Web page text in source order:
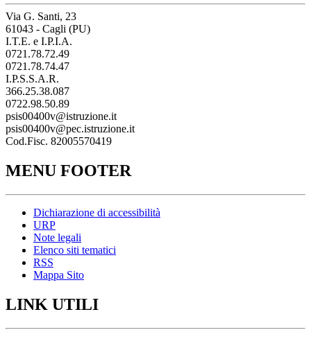
Via G. Santi, 23
61043 - Cagli (PU)
I.T.E. e I.P.I.A.
0721.78.72.49
0721.78.74.47
I.P.S.S.A.R.
366.25.38.087
0722.98.50.89
psis00400v@istruzione.it
psis00400v@pec.istruzione.it
Cod.Fisc. 82005570419
MENU FOOTER
Dichiarazione di accessibilità
URP
Note legali
Elenco siti tematici
RSS
Mappa Sito
LINK UTILI